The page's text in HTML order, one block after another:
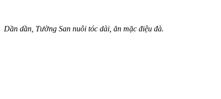
Dần dần, Tường San nuôi tóc dài, ăn mặc điệu đà.